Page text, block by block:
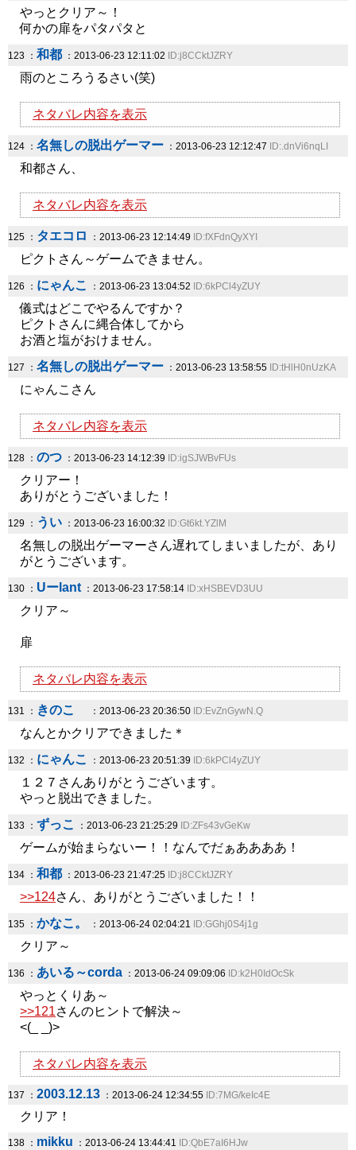
やっとクリア～！
何かの扉をパタパタと
123 ： 和都 ：2013-06-23 12:11:02 ID:j8CCktJZRY
雨のところうるさい(笑)
ネタバレ内容を表示
124 ： 名無しの脱出ゲーマー ：2013-06-23 12:12:47 ID:.dnVi6nqLI
和都さん、
ネタバレ内容を表示
125 ： タエコロ ：2013-06-23 12:14:49 ID:fXFdnQyXYI
ピクトさん～ゲームできません。
126 ： にゃんこ ：2013-06-23 13:04:52 ID:6kPCl4yZUY
儀式はどこでやるんですか？
ピクトさんに縄合体してから
お酒と塩がおけません。
127 ： 名無しの脱出ゲーマー ：2013-06-23 13:58:55 ID:tHlH0nUzKA
にゃんこさん
ネタバレ内容を表示
128 ： のつ ：2013-06-23 14:12:39 ID:igSJWBvFUs
クリアー！
ありがとうございました！
129 ： うい ：2013-06-23 16:00:32 ID:Gt6kt.YZlM
名無しの脱出ゲーマーさん遅れてしまいましたが、あり
がとうございます。
130 ： Uーlant：2013-06-23 17:58:14 ID:xHSBEVD3UU
クリア～
扉
ネタバレ内容を表示
131 ： きのこ ：2013-06-23 20:36:50 ID:EvZnGywN.Q
なんとかクリアできました＊
132 ： にゃんこ ：2013-06-23 20:51:39 ID:6kPCl4yZUY
１２７さんありがとうございます。
やっと脱出できました。
133 ： ずっこ ：2013-06-23 21:25:29 ID:ZFs43vGeKw
ゲームが始まらないー！！なんでだぁああああ！
134 ： 和都 ：2013-06-23 21:47:25 ID:j8CCktJZRY
>>124さん、ありがとうございました！！
135 ： かなこ。 ：2013-06-24 02:04:21 ID:GGhj0S4j1g
クリア～
136 ： あいる～corda ：2013-06-24 09:09:06 ID:k2H0IdOcSk
やっとくりあ～
>>121さんのヒントで解決～
<(_ _)>
ネタバレ内容を表示
137 ： 2003.12.13 ：2013-06-24 12:34:55 ID:7MG/keIc4E
クリア！
138 ： mikku ：2013-06-24 13:44:41 ID:QbE7aI6HJw